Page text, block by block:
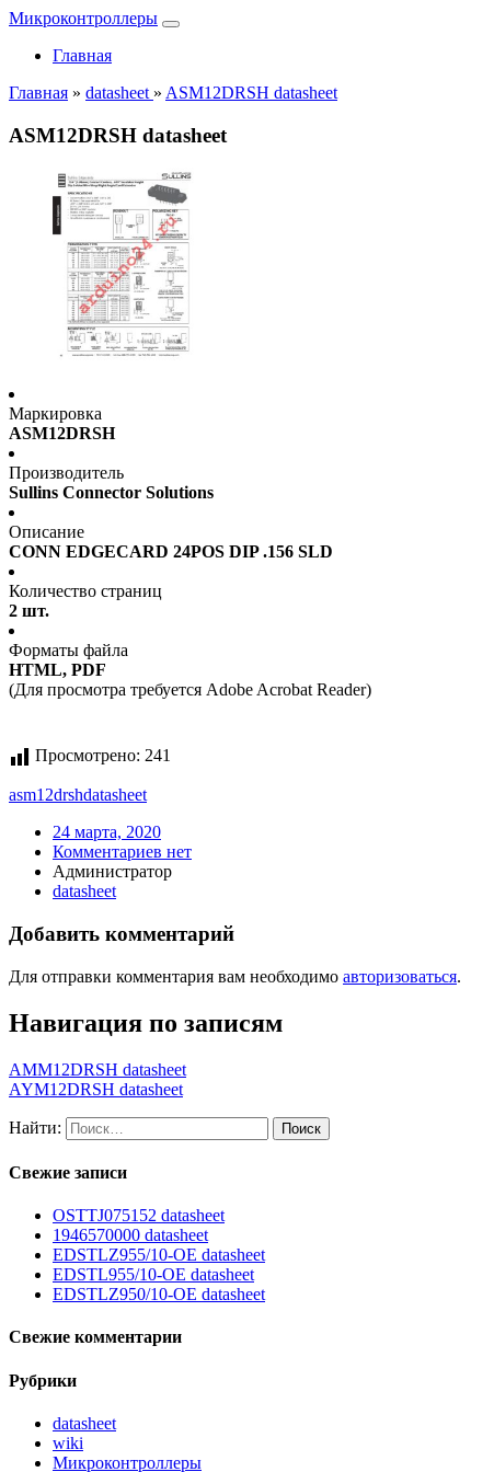
Микроконтроллеры
Главная
Главная » datasheet » ASM12DRSH datasheet
ASM12DRSH datasheet
Маркировка
ASM12DRSH
Производитель
Sullins Connector Solutions
Описание
CONN EDGECARD 24POS DIP .156 SLD
Количество страниц
2 шт.
Форматы файла
HTML, PDF
(Для просмотра требуется Adobe Acrobat Reader)
Просмотрено: 241
asm12drshdatasheet
24 марта, 2020
Комментариев нет
Администратор
datasheet
Добавить комментарий
Для отправки комментария вам необходимо авторизоваться.
Навигация по записям
AMM12DRSH datasheet
AYM12DRSH datasheet
Найти:
Свежие записи
OSTTJ075152 datasheet
1946570000 datasheet
EDSTLZ955/10-OE datasheet
EDSTL955/10-OE datasheet
EDSTLZ950/10-OE datasheet
Свежие комментарии
Рубрики
datasheet
wiki
Микроконтроллеры